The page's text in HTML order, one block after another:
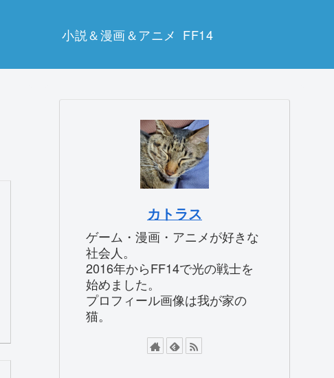
小説＆漫画＆アニメ FF14
カトラス
ゲーム・漫画・アニメが好きな
社会人。
2016年からFF14で光の戦士を
始めました。
プロフィール画像は我が家の
猫。